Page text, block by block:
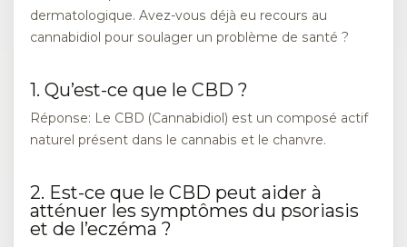
dermatologique. Avez-vous déjà eu recours au
cannabidiol pour soulager un problème de santé ?
1. Qu’est-ce que le CBD ?
Réponse: Le CBD (Cannabidiol) est un composé actif
naturel présent dans le cannabis et le chanvre.
2. Est-ce que le CBD peut aider à
atténuer les symptômes du psoriasis
et de l’eczéma ?